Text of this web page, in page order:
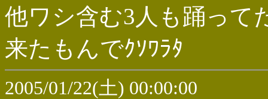
他ワシ含む3人も踊って
来たもんでｸｿﾜﾗﾀ
2005/01/22(土) 00:00:00